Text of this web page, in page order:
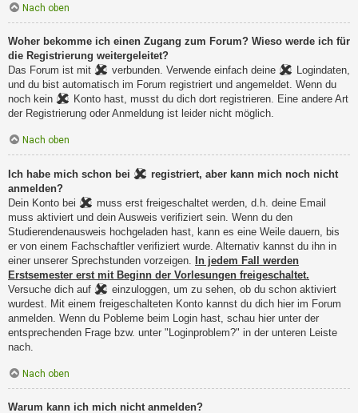
Nach oben
Woher bekomme ich einen Zugang zum Forum? Wieso werde ich für
die Registrierung weitergeleitet?
Das Forum ist mit
verbunden. Verwende einfach deine
Logindaten,
und du bist automatisch im Forum registriert und angemeldet. Wenn du
noch kein
Konto hast, musst du dich dort registrieren. Eine andere Art
der Registrierung oder Anmeldung ist leider nicht möglich.
Nach oben
Ich habe mich schon bei
registriert, aber kann mich noch nicht
anmelden?
Dein Konto bei
muss erst freigeschaltet werden, d.h. deine Email
muss aktiviert und dein Ausweis verifiziert sein. Wenn du den
Studierendenausweis hochgeladen hast, kann es eine Weile dauern, bis
er von einem Fachschaftler verifiziert wurde. Alternativ kannst du ihn in
einer unserer Sprechstunden vorzeigen. In jedem Fall werden
Erstsemester erst mit Beginn der Vorlesungen freigeschaltet.
Versuche dich auf
einzuloggen, um zu sehen, ob du schon aktiviert
wurdest. Mit einem freigeschalteten Konto kannst du dich hier im Forum
anmelden. Wenn du Pobleme beim Login hast, schau hier unter der
entsprechenden Frage bzw. unter "Loginproblem?" in der unteren Leiste
nach.
Nach oben
Warum kann ich mich nicht anmelden?